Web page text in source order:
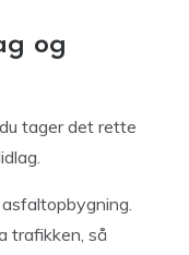
og
tager det rette
trafikken, så